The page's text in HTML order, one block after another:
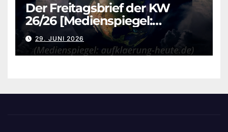
Der Freitagsbrief der KW
26/26 [Medienspiegel:
aufklaerung-heute.de]
29. JUNI 2026